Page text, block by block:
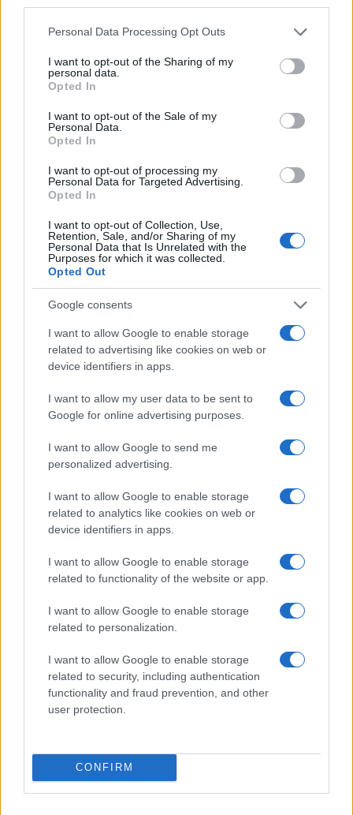
Please note that this website/app uses one or more Google
not limited to your visit or usage behaviour. You may click to
grant or deny consent to Google and its third-party tags to
use your data for below specified purposes in below Google
consent section.
Personal Data Processing Opt Outs
I want to opt-out of the Sharing of my
personal data.
Opted In
I want to opt-out of the Sale of my
Personal Data.
Opted In
I want to opt-out of processing my
Personal Data for Targeted Advertising.
Opted In
I want to opt-out of Collection, Use,
Retention, Sale, and/or Sharing of my
Personal Data that Is Unrelated with the
Purposes for which it was collected.
Opted Out
Google consents
I want to allow Google to enable storage
related to advertising like cookies on web or
device identifiers in apps.
I want to allow my user data to be sent to
Google for online advertising purposes.
I want to allow Google to send me
personalized advertising.
I want to allow Google to enable storage
related to analytics like cookies on web or
device identifiers in apps.
I want to allow Google to enable storage
related to functionality of the website or app.
I want to allow Google to enable storage
related to personalization.
I want to allow Google to enable storage
related to security, including authentication
functionality and fraud prevention, and other
user protection.
CONFIRM
Η ΣΤΗΛΗ ΜΑΣ
της Ζωής μας
Οι άνθρωποι, οι αυθεντικές ιστορίες,
το ελληνικό καλοκαίρι και ένας
πολιτισμός που μας ενώνει κάθε μέρα.